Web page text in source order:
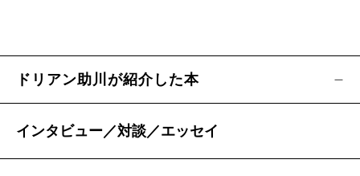
ドリアン助川が紹介した本
インタビュー／対談／エッセイ